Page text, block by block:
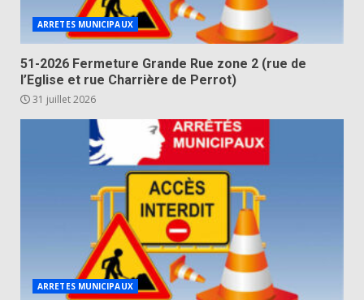
ARRETES MUNICIPAUX
51-2026 Fermeture Grande Rue zone 2 (rue de
l’Eglise et rue Charrière de Perrot)
31 juillet 2026
ARRETES MUNICIPAUX